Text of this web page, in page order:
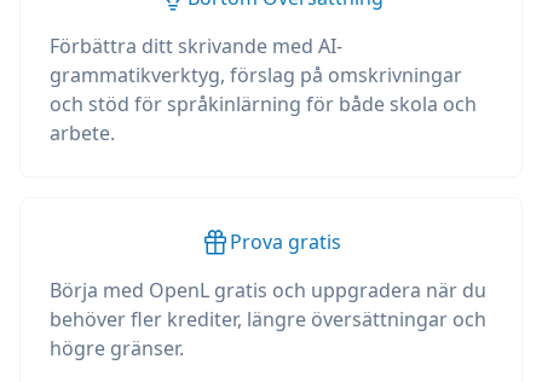
Förbättra ditt skrivande med AI-
grammatikverktyg, förslag på omskrivningar
och stöd för språkinlärning för både skola och
arbete.
Prova gratis
Börja med OpenL gratis och uppgradera när du
behöver fler krediter, längre översättningar och
högre gränser.